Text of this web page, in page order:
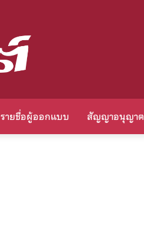
รายชื่อผู้ออกแบบ สัญญาอนุญาต